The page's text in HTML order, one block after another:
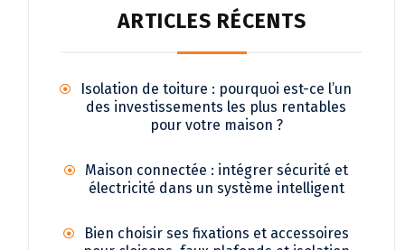
ARTICLES RÉCENTS
Isolation de toiture : pourquoi est-ce l’un
des investissements les plus rentables
pour votre maison ?
Maison connectée : intégrer sécurité et
électricité dans un système intelligent
Bien choisir ses fixations et accessoires